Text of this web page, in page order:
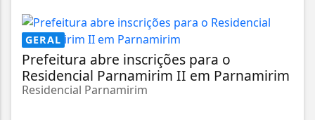
GERAL
Prefeitura abre inscrições para o
Residencial Parnamirim II em Parnamirim
Residencial Parnamirim